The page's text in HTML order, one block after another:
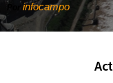
infocampo